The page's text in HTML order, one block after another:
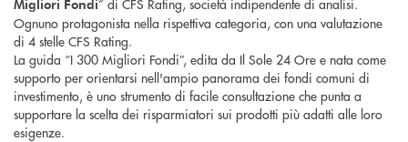
Migliori Fondi
Ognuno protagonista nella rispettiva categoria, con una valutazione
di 4 stelle CFS Rating.
La guida “I 300 Migliori Fondi”, edita da Il Sole 24 Ore e nata come
supporto per orientarsi nell'ampio panorama dei fondi comuni di
investimento, è uno strumento di facile consultazione che punta a
supportare la scelta dei risparmiatori sui prodotti più adatti alle loro
esigenze.